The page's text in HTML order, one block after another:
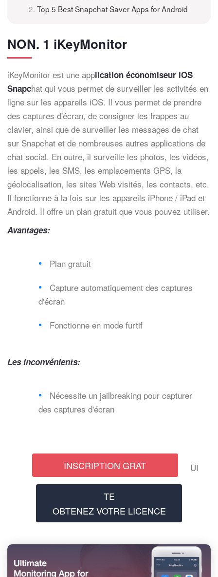
Top 5 Best Snapchat Saver Apps for Android
NON. 1 iKeyMonitor
iKeyMonitor est une application économiseur iOS
Snapchat qui vous permet de surveiller les activités en
ligne sur les appareils iOS. Il vous permet de prendre
des captures d'écran, de consigner les frappes au
clavier, ainsi que de surveiller les messages de chat
sur Snapchat et de nombreuses autres applications de
chat social. En outre, il surveille les photos, les vidéos,
les appels, les SMS, les emplacements GPS, la
géolocalisation, les sites Web visités, les contacts, etc.
Il fonctionne à la fois sur les appareils iPhone / iPad et
Android. Il offre un plan gratuit que vous pouvez utiliser.
Avantages:
Plan gratuit
Capture automatiquement des captures
d'écran
Fonctionne en mode furtif
Les inconvénients:
Nécessite un jailbreaking pour capturer
des captures d'écran
INSCRIPTION GRAT UI
TE
OBTENEZ VOTRE LICENCE